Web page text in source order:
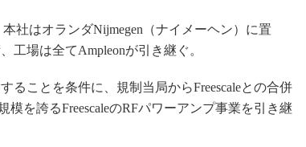
社はオランダNijmegen（ナイメーヘン）に置
工場は全てAmpleonが引き継ぐ。
ことを条件に、規制当局からFreescaleとの合併
を誇るFreescaleのRFパワーアンプ事業を引き継